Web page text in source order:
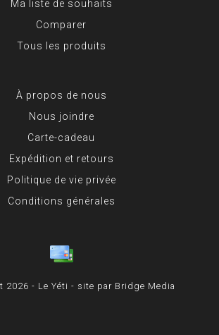
Ma liste de souhaits
Comparer
Tous les produits
À propos de nous
Nous joindre
Carte-cadeau
Expédition et retours
Politique de vie privée
Conditions générales
2026 - Le Yéti - site par Bridge Media